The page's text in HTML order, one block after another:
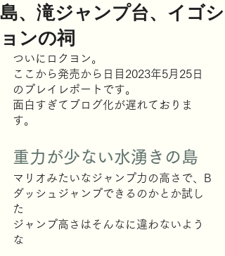
島、滝ジャンプ台、イゴシ
ョンの祠
ついにロクヨン。
ここから発売から日目2023年5月25日
のプレイレポートです。
面白すぎてブログ化が遅れておりま
す。
重力が少ない水湧きの島
マリオみたいなジャンプ力の高さで、B
ダッシュジャンプできるのかとか試し
た
ジャンプ高さはそんなに違わないよう
な